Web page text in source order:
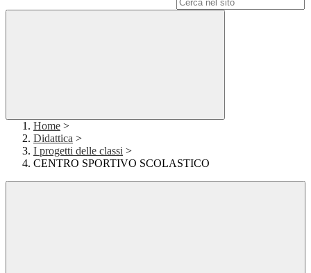
Home >
Didattica >
I progetti delle classi >
CENTRO SPORTIVO SCOLASTICO